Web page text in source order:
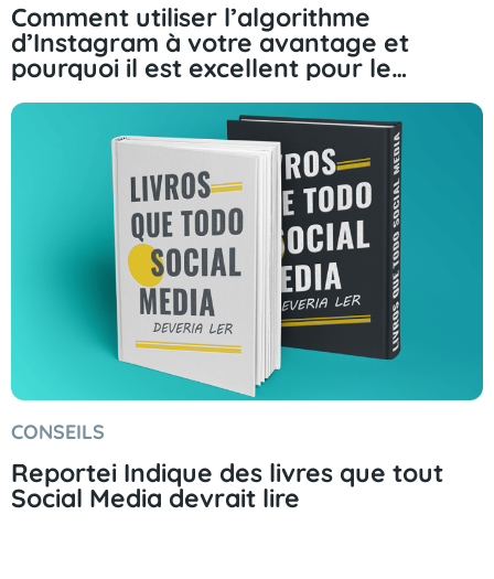
Comment utiliser l’algorithme
d’Instagram à votre avantage et
pourquoi il est excellent pour le
CONSEILS
Reportei Indique des livres que tout
Social Media devrait lire